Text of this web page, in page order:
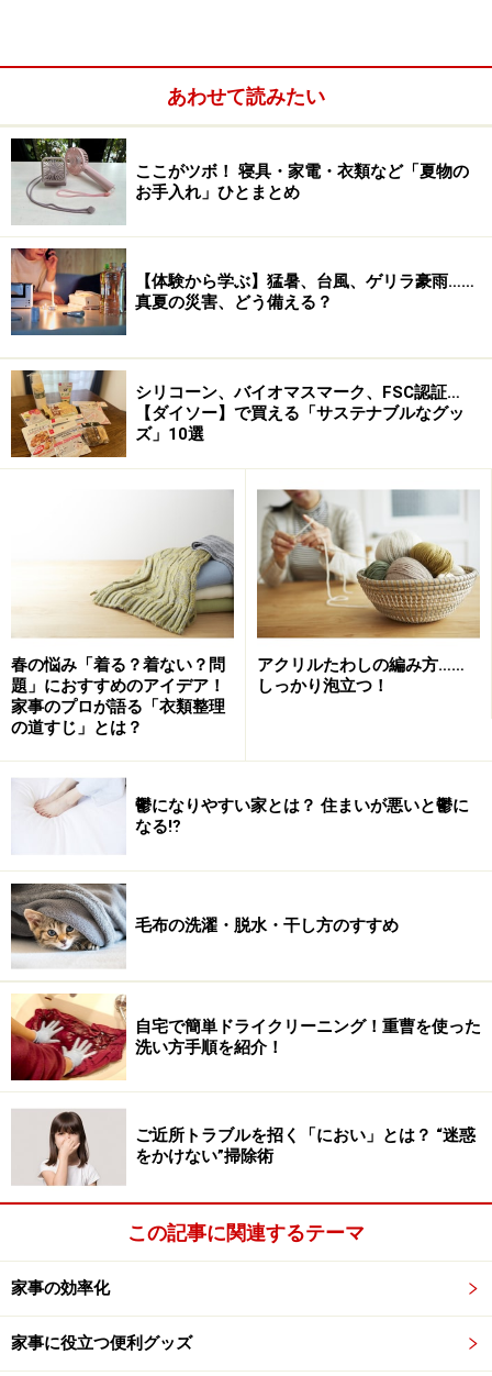
＜目次＞
客観視して見えてきた忙しい私なりの5つの家事ルール
家事代行サービスも一つの手
客観視して見えてきた忙しい私なりの5つの
家事ルール
方、仕事の仕方、家事の仕方など。今までは、自分の事
なので普通だと思ってやっていたことなのでが、ちょっ
とだけ私なりのルールがありました。
時間の無駄使いをしないように、行動する前に段取
優先順位の高いものから手をつけ、それと一緒にや
ると効率が良い優先順位の低いものも一緒に片付け
てしまう
自分ひとりで抱えない
早め早めに計画を立てて段取りする
便利なサービスを上手に取り入れる
1に関しては、やる事が多い時ほど手当り次第に手をつ
けてしまいがちなのですがスムーズに作業が進むように
手をつける順番などを考えます。忙しいのでわざわざそ
の時間を取ることはしませんが、歯磨きしながら朝の家
中で考えます。お風呂に入っている時に翌日の段取りを
考えたりもします。ちょっと考えてから行動すると、自
然と料理は一番時間がかかるものから手を付けるし、二
あわせて読みたい
ここがツボ！ 寝具・家電・衣類など「夏物の
お手入れ」ひとまとめ
【体験から学ぶ】猛暑、台風、ゲリラ豪雨……
真夏の災害、どう備える？
シリコーン、バイオマスマーク、FSC認証…
【ダイソー】で買える「サステナブルなグッ
ズ」10選
春の悩み「着る？着ない？問
題」におすすめのアイデア！
家事のプロが語る「衣類整理
の道すじ」とは？
アクリルたわしの編み方……
しっかり泡立つ！
鬱になりやすい家とは？ 住まいが悪いと鬱に
なる⁉
毛布の洗濯・脱水・干し方のすすめ
自宅で簡単ドライクリーニング！重曹を使った
洗い方手順を紹介！
ご近所トラブルを招く「におい」とは？ “迷惑
をかけない”掃除術
この記事に関連するテーマ
家事の効率化
家事に役立つ便利グッズ